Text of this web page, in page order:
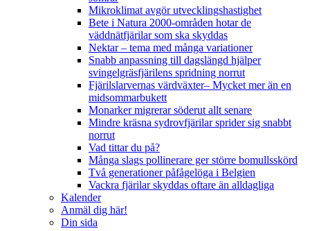
Mikroklimat avgör utvecklingshastighet
Bete i Natura 2000-områden hotar de
väddnätfjärilar som ska skyddas
Nektar – tema med många variationer
Snabb anpassning till dagslängd hjälper
svingelgräsfjärilens spridning norrut
Fjärilslarvernas värdväxter– Mycket mer än en
midsommarbukett
Monarker migrerar söderut allt senare
Mindre kräsna sydrovfjärilar sprider sig snabbt
norrut
Vad tittar du på?
Många slags pollinerare ger större bomullsskörd
Två generationer påfågelöga i Belgien
Vackra fjärilar skyddas oftare än alldagliga
Kalender
Anmäl dig här!
Din sida